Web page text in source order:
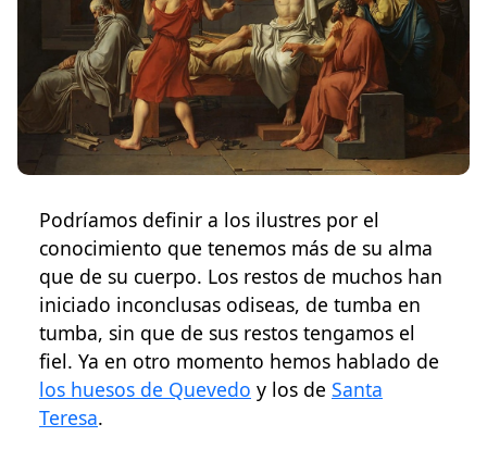
Podríamos definir a los ilustres por el
conocimiento que tenemos más de su alma
que de su cuerpo. Los restos de muchos han
iniciado inconclusas odiseas, de tumba en
tumba, sin que de sus restos tengamos el
fiel. Ya en otro momento hemos hablado de
los huesos de Quevedo y los de Santa
Teresa.